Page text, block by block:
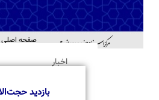
صفحه اصلی
اخبار
بازدید